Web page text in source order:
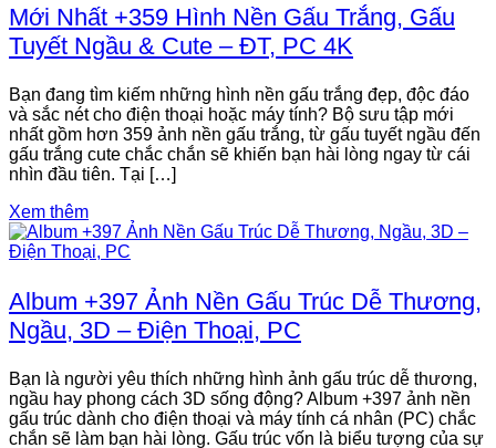
Mới Nhất +359 Hình Nền Gấu Trắng, Gấu
Tuyết Ngầu & Cute – ĐT, PC 4K
Bạn đang tìm kiếm những hình nền gấu trắng đẹp, độc đáo
và sắc nét cho điện thoại hoặc máy tính? Bộ sưu tập mới
nhất gồm hơn 359 ảnh nền gấu trắng, từ gấu tuyết ngầu đến
gấu trắng cute chắc chắn sẽ khiến bạn hài lòng ngay từ cái
nhìn đầu tiên. Tại […]
Xem thêm
Album +397 Ảnh Nền Gấu Trúc Dễ Thương,
Ngầu, 3D – Điện Thoại, PC
Bạn là người yêu thích những hình ảnh gấu trúc dễ thương,
ngầu hay phong cách 3D sống động? Album +397 ảnh nền
gấu trúc dành cho điện thoại và máy tính cá nhân (PC) chắc
chắn sẽ làm bạn hài lòng. Gấu trúc vốn là biểu tượng của sự